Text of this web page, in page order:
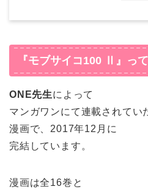
『モブサイコ100 Ⅱ』っ
ONE先生によって
マンガワンにて連載されてい
漫画で、2017年12月に
完結しています。
漫画は全16巻と